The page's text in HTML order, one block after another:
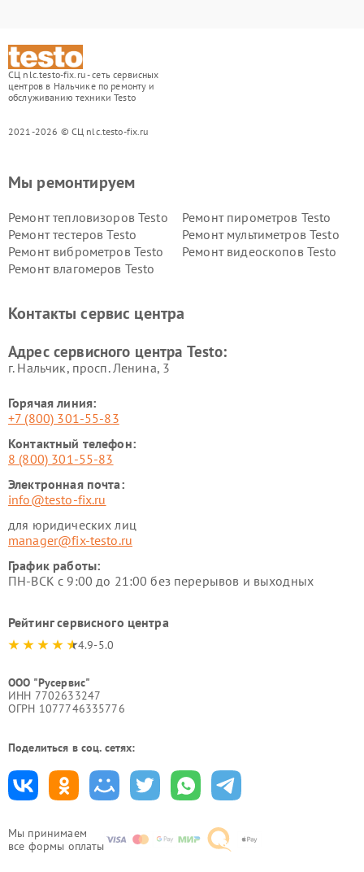
СЦ nlc.testo-fix.ru - сеть сервисных
центров в Нальчике по ремонту и
обслуживанию техники Testo
2021-2026 © СЦ nlc.testo-fix.ru
Мы принимаем
все формы оплаты
Мы ремонтируем
Ремонт тепловизоров Testo
Ремонт пирометров Testo
Ремонт тестеров Testo
Ремонт мультиметров Testo
Ремонт виброметров Testo
Ремонт видеоскопов Testo
Ремонт влагомеров Testo
Контакты сервис центра
Адрес сервисного центра Testo:
г. Нальчик, просп. Ленина, 3
Горячая линия:
+7 (800) 301-55-83
Контактный телефон:
8 (800) 301-55-83
Электронная почта:
info@testo-fix.ru
для юридических лиц
manager@fix-testo.ru
График работы:
ПН-ВСК с 9:00 до 21:00 без перерывов и выходных
Рейтинг сервисного центра
4.9-5.0
ООО "Русервис"
ИНН 7702633247
ОГРН 1077746335776
Поделиться в соц. сетях: